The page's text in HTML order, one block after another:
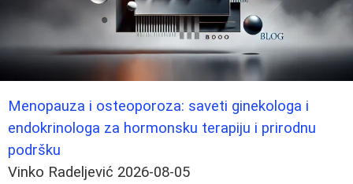
Menopauza i osteoporoza: saveti ginekologa i
endokrinologa za hormonsku terapiju i prirodnu
podršku
Vinko Radeljević 2026-08-05